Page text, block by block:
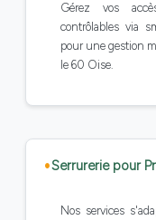
Gérez vos
contrôlables via
pour une gestion
le 60 Oise.
Serrurerie pour
Nos services